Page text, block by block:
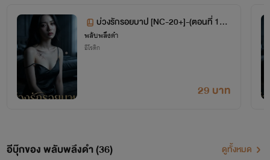
สร้างปมสุดซับซ้อนให้คุณชัยธวัชต้องปวดหัวค่ะ!)
เชื่อว่าทุกความสัมพันธ์มีด้านมืดและด้านสว่างเสมอ หน้าที่ของ
มุมเหล่านั้น และค้นพบความหมายที่แท้จริงของการเป็นมนุษย์
"ความสัมพันธ์ก็เหมือนดอกพลับพลึง... ที่แม้จะบอบบางและอ่อนโยน แต่ก็มีรากที่หยั่งลึกและซับซ้อน
เกินกว่าจะเข้าใจได้ง่ายๆ"
ตามติดชีวิตพลับพลึงดำและงานเขียนของเรานะคะ
รับรองว่าทุกบรรทัดจะเต็มไปด้วยความตื่นเต้น
สะเทือนใจ และทำให้คุณอยากติดตามตอนต่อไปอย่างแน่นอน! ✨
บ่วงรักรอยบาป [NC-20+]-(ตอนที่ 1-2
7)
พลับพลึงดำ
อีโรติก
29 บาท
อีบุ๊กของ พลับพลึงดำ (36) ดูทั้งหมด